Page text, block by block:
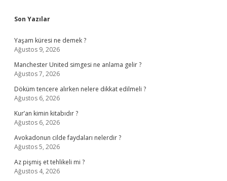
Sidebar
Son Yazılar
Yaşam küresi ne demek ?
Ağustos 9, 2026
Manchester United simgesi ne anlama gelir ?
Ağustos 7, 2026
Döküm tencere alırken nelere dikkat edilmeli ?
Ağustos 6, 2026
Kur’an kimin kitabıdır ?
Ağustos 6, 2026
Avokadonun cilde faydaları nelerdir ?
Ağustos 5, 2026
Az pişmiş et tehlikeli mi ?
Ağustos 4, 2026